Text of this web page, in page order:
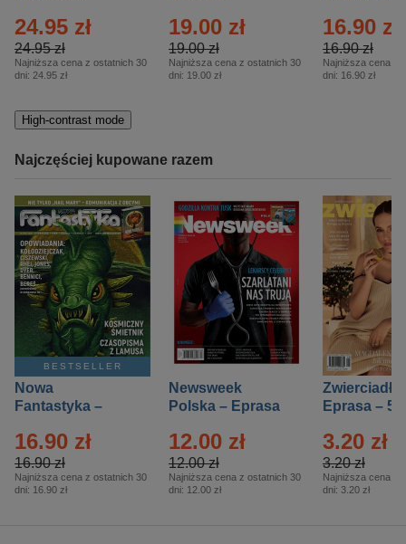
– 2/2026
24.95 zł
24.95 zł
Najniższa cena z ostatnich 30
dni: 24.95 zł
Specjalne –
Eprasa – 2/2026
19.00 zł
19.00 zł
Najniższa cena z ostatnich 30
dni: 19.00 zł
16.90 zł
16.90 zł
Najniższa cena z
dni: 16.90 zł
High-contrast mode
Najczęściej kupowane razem
BESTSELLER
Nowa
Fantastyka –
16.90 zł
16.90 zł
Najniższa cena z ostatnich 30
dni: 16.90 zł
Newsweek
Polska – Eprasa
12.00 zł
12.00 zł
Najniższa cena z ostatnich 30
dni: 12.00 zł
Zwierciadło
Eprasa – 5/
3.20 zł
3.20 zł
Najniższa cena z
dni: 3.20 zł